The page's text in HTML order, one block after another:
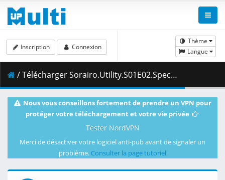
Thème
Langue
Inscription Connexion
/ Télécharger Sorairo.Utility.S01E02.Special.Friend.1080p.HIDI.WEB-DL.AAC2.0.H.264-VARYG.mkv.001 ( 456.56 MB )
Nous vous conseillons fortement de prendre un VPN pour
protéger votre téléchargement et votre vie privée
Tester NordVPN
Merci de désactiver votre logiciel anti-pub avant de signaler un
problème. Consulter la page tutoriel